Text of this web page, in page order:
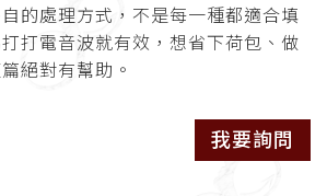
的處理方式，不是每一種都適合填
打電音波就有效，想省下荷包、做
絕對有幫助。
我要詢問